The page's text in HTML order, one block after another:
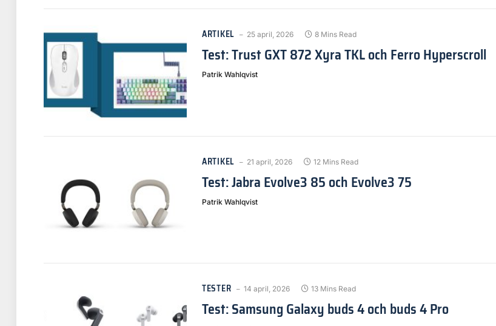
ARTIKEL 25 april, 2026 8 Mins Read
Test: Trust GXT 872 Xyra TKL och Ferro Hyperscroll
Patrik Wahlqvist
ARTIKEL 21 april, 2026 12 Mins Read
Test: Jabra Evolve3 85 och Evolve3 75
Patrik Wahlqvist
TESTER 14 april, 2026 13 Mins Read
Test: Samsung Galaxy buds 4 och buds 4 Pro